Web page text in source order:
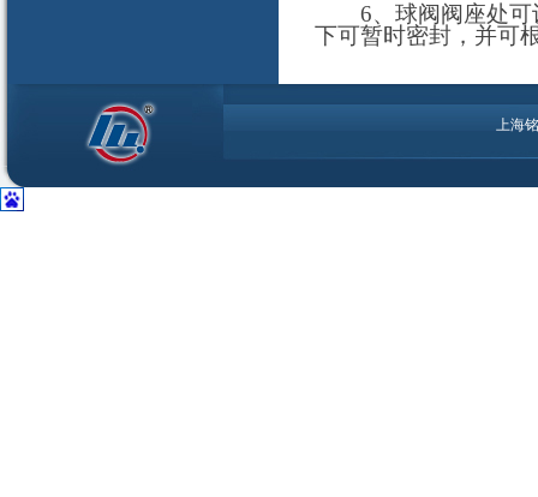
6、球阀阀座处可
下可暂时密封，并可
上海